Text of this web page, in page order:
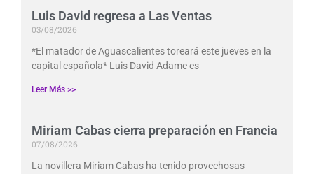
Luis David regresa a Las Ventas
03/08/2026
*El matador de Aguascalientes toreará este jueves en la
capital española* Luis David Adame es
Leer Más >>
Miriam Cabas cierra preparación en Francia
07/08/2026
La novillera Miriam Cabas ha tenido provechosas